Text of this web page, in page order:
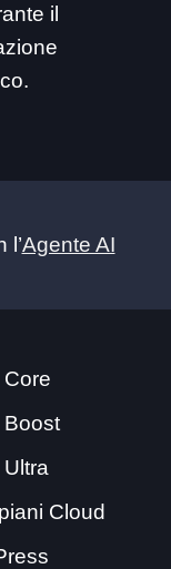
il
l’Agente AI
Cloud